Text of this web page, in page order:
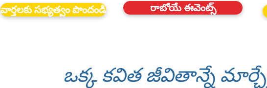
వార్తలకు సభ్యత్వం పొందండి రాబోయే ఈవెంట్స్
ఒక్క కవిత జీవితాన్నే